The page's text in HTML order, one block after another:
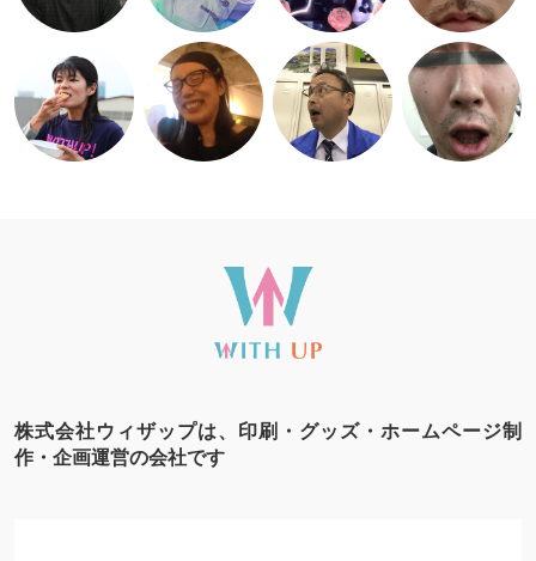
株式会社ウィザップは、印刷・グッズ・ホームページ制
作・企画運営の会社です